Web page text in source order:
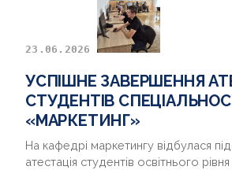
23.06.2026
УСПІШНЕ ЗАВЕРШЕННЯ
СТУДЕНТІВ
«МАРКЕТИНГ»
На кафедрі маркетингу відбулася
атестація студентів освітнього